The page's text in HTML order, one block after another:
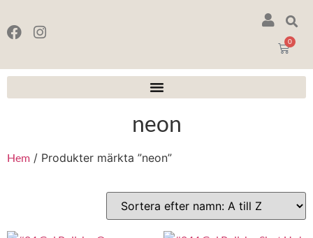
0
neon
Hem / Produkter märkta ”neon”